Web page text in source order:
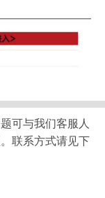
可与我们客服人
联系方式请见下